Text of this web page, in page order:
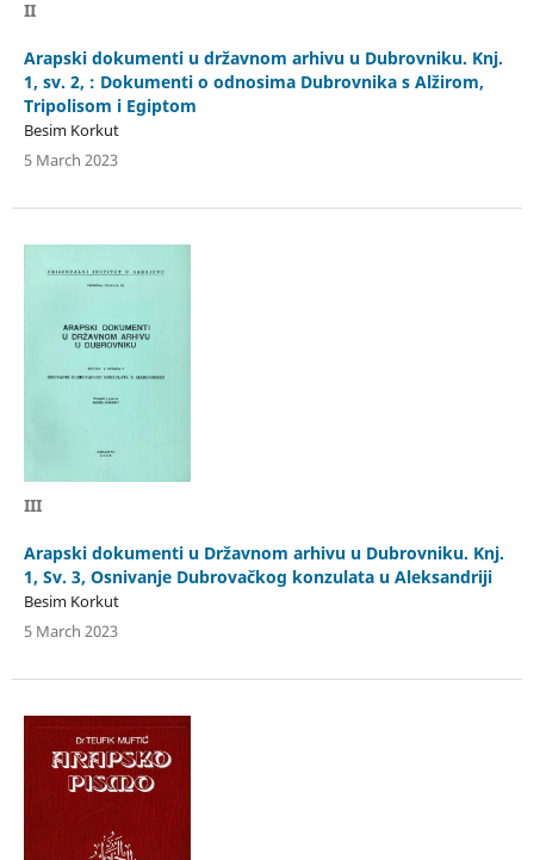
II
Arapski dokumenti u državnom arhivu u Dubrovniku. Knj.
1, sv. 2, : Dokumenti o odnosima Dubrovnika s Alžirom,
Tripolisom i Egiptom
Besim Korkut
5 March 2023
III
Arapski dokumenti u Državnom arhivu u Dubrovniku. Knj.
1, Sv. 3, Osnivanje Dubrovačkog konzulata u Aleksandriji
Besim Korkut
5 March 2023